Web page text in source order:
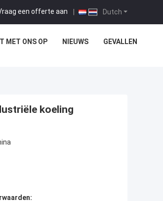
Dutch
een offerte aan |
MET ONS OP NIEUWS GEVALLEN
koeling